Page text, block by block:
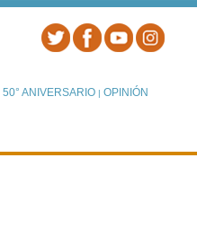
50° ANIVERSARIO| OPINIÓN